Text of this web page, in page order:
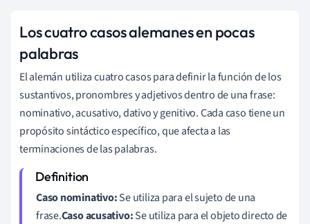
Los cuatro casos alemanes en pocas
palabras
El alemán utiliza cuatro casos para definir la función de los
sustantivos, pronombres y adjetivos dentro de una frase:
nominativo, acusativo, dativo y genitivo. Cada caso tiene un
propósito sintáctico específico, que afecta a las
terminaciones de las palabras.
Caso nominativo:Se utiliza para el sujeto de una
frase.Caso acusativo:Se utiliza para el objeto directo de